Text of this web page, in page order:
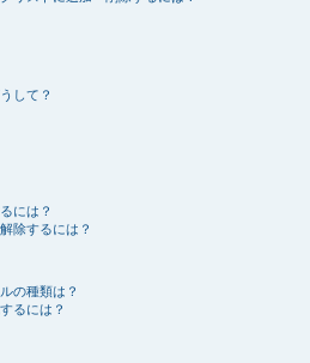
して？
には？
除するには？
の種類は？
るには？